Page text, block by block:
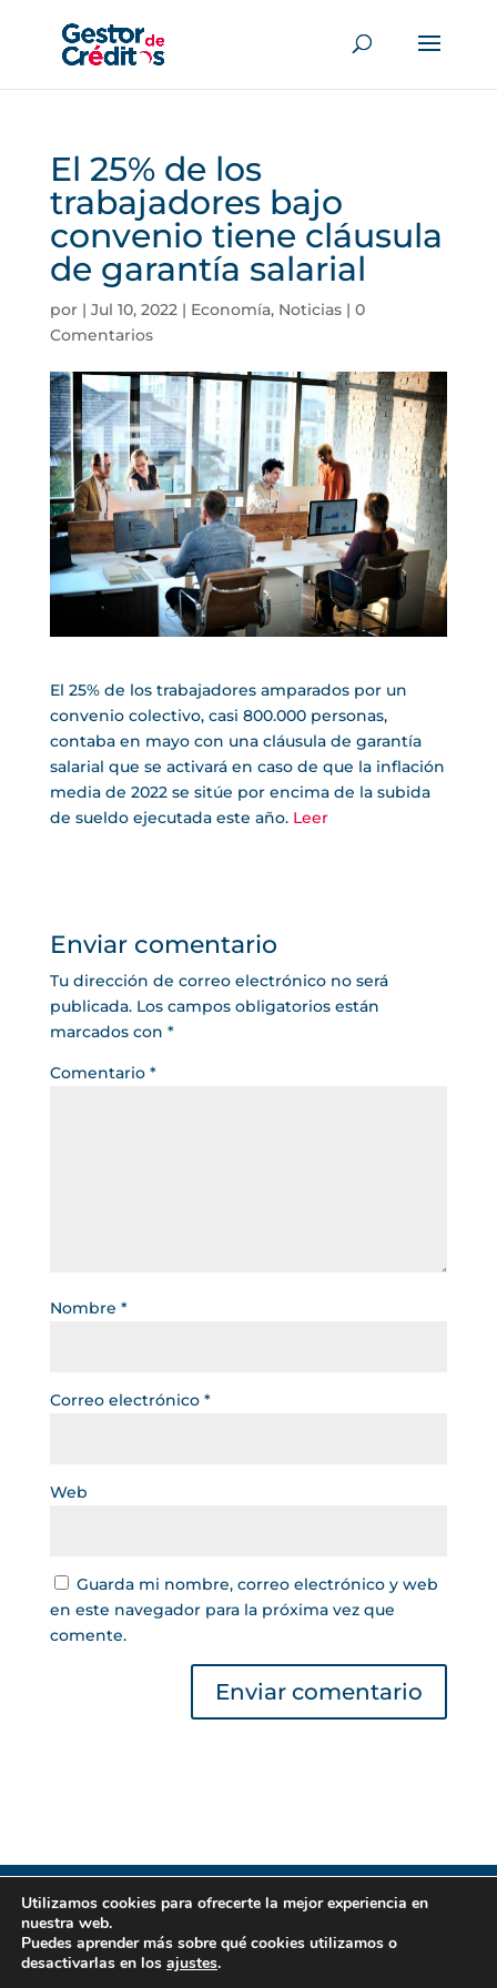
El 25% de los
trabajadores bajo
convenio tiene cláusula
de garantía salarial
por | Jul 10, 2022| Economía, Noticias| 0
Comentarios
El 25% de los trabajadores amparados por un
convenio colectivo, casi 800.000 personas,
contaba en mayo con una cláusula de garantía
salarial que se activará en caso de que la inflación
media de 2022 se sitúe por encima de la subida
de sueldo ejecutada este año. Leer
Enviar comentario
Tu dirección de correo electrónico no será
publicada. Los campos obligatorios están
marcados con *
Comentario *
Nombre *
Correo electrónico *
Web
Guarda mi nombre, correo electrónico y web
en este navegador para la próxima vez que
comente.
Gestor de Créditos © 2022 | Lea nuestraPolítica
de Privacidad|Política de Cookies. Todos los
derechos reservados.
Utilizamos cookies para ofrecerte la mejor experiencia en
nuestra web.
Puedes aprender más sobre qué cookies utilizamos o
desactivarlas en los ajustes.